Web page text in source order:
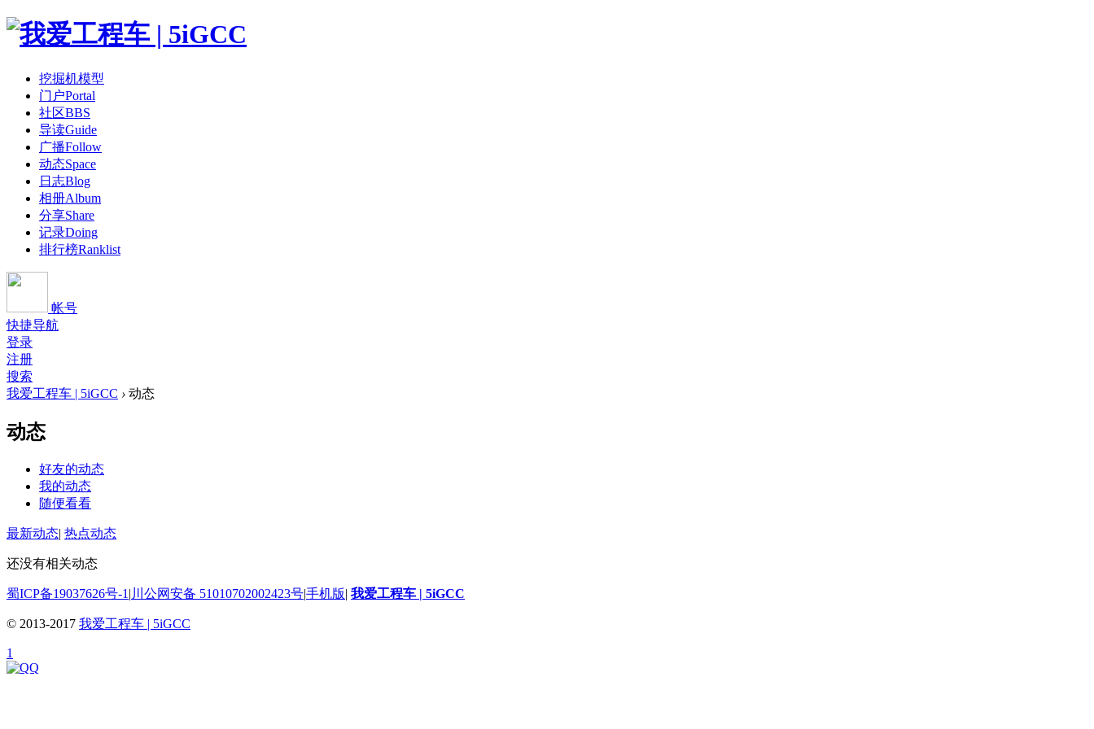
挖掘机模型
门户Portal
社区BBS
导读Guide
广播Follow
动态Space
日志Blog
相册Album
分享Share
记录Doing
排行榜Ranklist
帐号
快捷导航
登录
注册
搜索
我爱工程车 | 5iGCC › 动态
动态
好友的动态
我的动态
随便看看
最新动态| 热点动态
还没有相关动态
蜀ICP备19037626号-1 | 川公网安备 51010702002423号|手机版| 我爱工程车 | 5iGCC
© 2013-2017 我爱工程车 | 5iGCC
1